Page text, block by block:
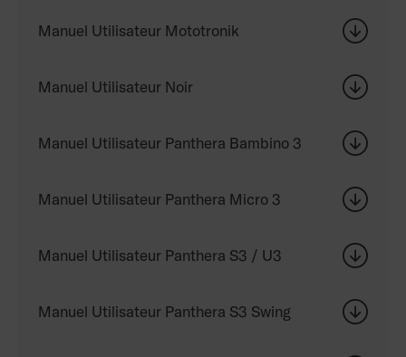
Manuel Utilisateur Mototronik
Manuel Utilisateur Noir
Manuel Utilisateur Panthera Bambino 3
Manuel Utilisateur Panthera Micro 3
Manuel Utilisateur Panthera S3 / U3
Manuel Utilisateur Panthera S3 Swing